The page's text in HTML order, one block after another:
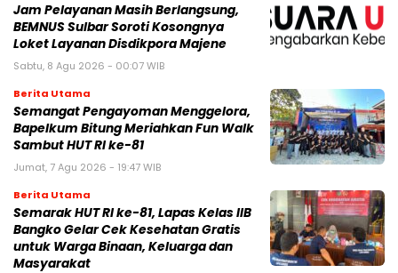
Jam Pelayanan Masih Berlangsung,
BEMNUS Sulbar Soroti Kosongnya
Loket Layanan Disdikpora Majene
Sabtu, 8 Agu 2026 - 00:07 WIB
Berita Utama
Semangat Pengayoman Menggelora,
Bapelkum Bitung Meriahkan Fun Walk
Sambut HUT RI ke-81
Jumat, 7 Agu 2026 - 19:47 WIB
Berita Utama
Semarak HUT RI ke-81, Lapas Kelas IIB
Bangko Gelar Cek Kesehatan Gratis
untuk Warga Binaan, Keluarga dan
Masyarakat